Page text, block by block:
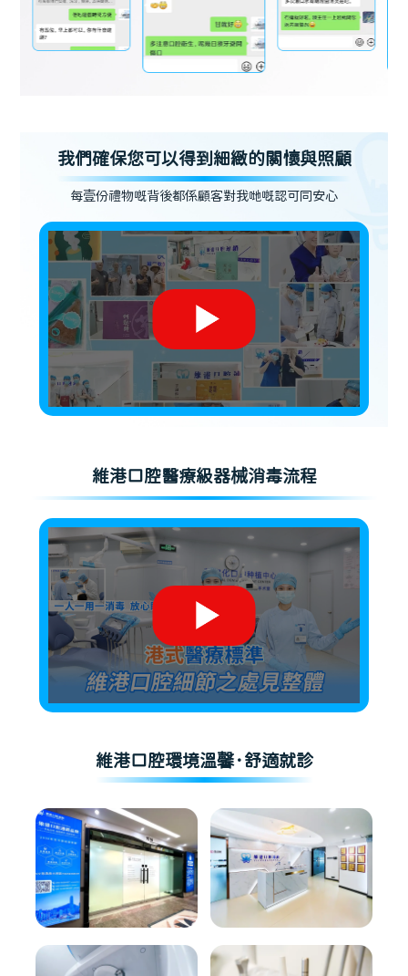
我們確保您可以得到細緻的關懷與照顧
每壹份禮物嘅背後都係顧客對我哋嘅認可同安心
維港口腔醫療級器械消毒流程
維港口腔環境溫馨·舒適就診